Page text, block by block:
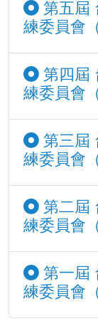
第五屆
練委員會
第四屆
練委員會
第三屆
練委員會
第二屆
練委員會
第一屆
練委員會